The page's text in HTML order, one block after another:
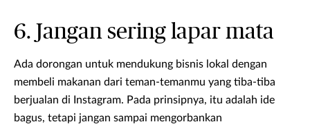
6. Jangan sering lapar mata
Ada dorongan untuk mendukung bisnis lokal dengan
membeli makanan dari teman-temanmu yang tiba-tiba
berjualan di Instagram. Pada prinsipnya, itu adalah ide
bagus, tetapi jangan sampai mengorbankan